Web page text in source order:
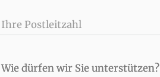
Ihre Postleitzahl
Wie dürfen wir Sie unterstützen?